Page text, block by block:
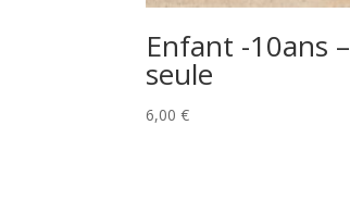
Enfant -10ans
seule
6,00€